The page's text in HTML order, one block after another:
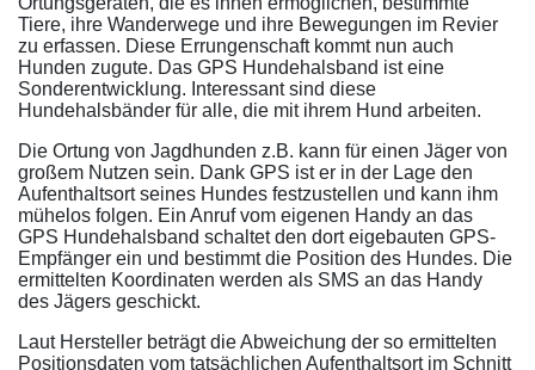
Tiere, ihre Wanderwege und ihre Bewegungen im Revier
zu erfassen. Diese Errungenschaft kommt nun auch
Hunden zugute. Das GPS Hundehalsband ist eine
Sonderentwicklung. Interessant sind diese
Hundehalsbänder für alle, die mit ihrem Hund arbeiten.
Die Ortung von Jagdhunden z.B. kann für einen Jäger von
großem Nutzen sein. Dank GPS ist er in der Lage den
Aufenthaltsort seines Hundes festzustellen und kann ihm
mühelos folgen. Ein Anruf vom eigenen Handy an das
GPS Hundehalsband schaltet den dort eigebauten GPS-
Empfänger ein und bestimmt die Position des Hundes. Die
ermittelten Koordinaten werden als SMS an das Handy
des Jägers geschickt.
Laut Hersteller beträgt die Abweichung der so ermittelten
Positionsdaten vom tatsächlichen Aufenthaltsort im Schnitt